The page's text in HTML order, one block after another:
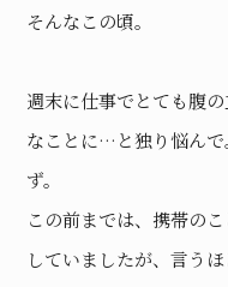
そんなこの頃。
週末に仕事でとても腹
なことに…と独り悩ん
ず。
この前までは、携帯の
していましたが、言う